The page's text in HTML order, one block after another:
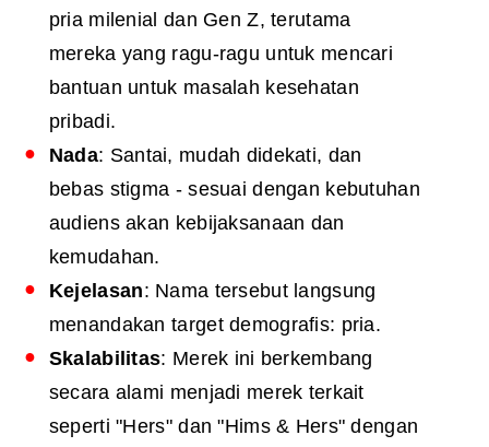
pria milenial dan Gen Z, terutama
mereka yang ragu-ragu untuk mencari
bantuan untuk masalah kesehatan
pribadi.
Nada: Santai, mudah didekati, dan
bebas stigma - sesuai dengan kebutuhan
audiens akan kebijaksanaan dan
kemudahan.
Kejelasan: Nama tersebut langsung
menandakan target demografis: pria.
Skalabilitas: Merek ini berkembang
secara alami menjadi merek terkait
seperti "Hers" dan "Hims & Hers" dengan